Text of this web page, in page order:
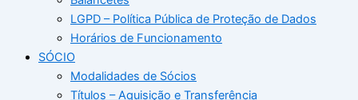
LGPD – Política Pública de Proteção de Dados
Horários de Funcionamento
SÓCIO
Modalidades de Sócios
Títulos – Aquisição e Transferência